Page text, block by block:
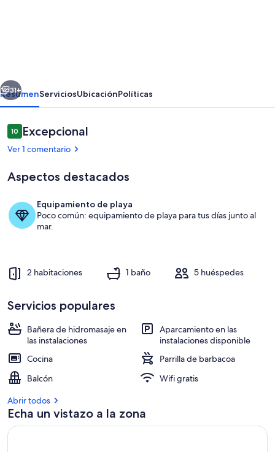
-
Hot
Tub
with
views.
Chill
hike
Bañera de hidromasaje al aire libre
Siguiente
31+
ResumenServiciosUbicaciónPolíticas
Comentarios
1010 de 10
Excepcional
Ver 1 comentario
Aspectos destacados
Equipamiento de playa
Poco común: equipamiento de playa para tus días junto al
mar.
2 habitaciones 1 baño 5 huéspedes
Servicios populares
Bañera de hidromasaje en
las instalaciones
Aparcamiento en las
instalaciones disponible
Cocina
Parrilla de barbacoa
Balcón
Wifi gratis
Abrir todos
Echa un vistazo a la zona